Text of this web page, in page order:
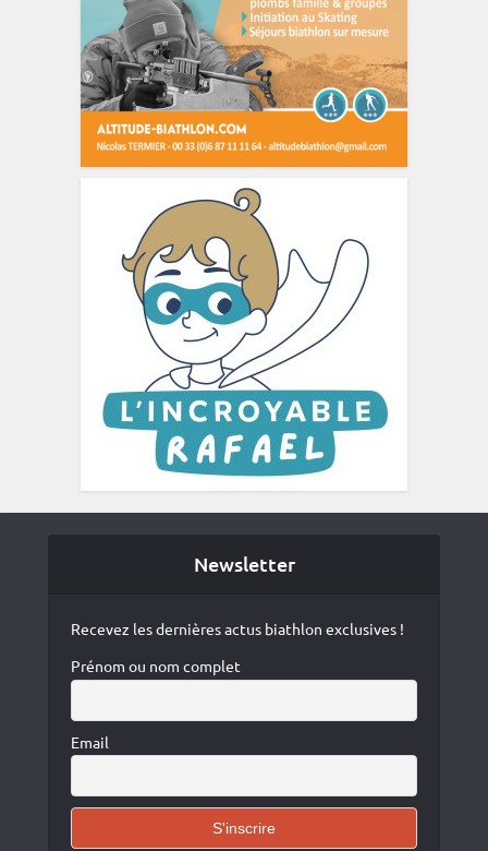
Newsletter
Recevez les dernières actus biathlon exclusives !
Prénom ou nom complet
Email